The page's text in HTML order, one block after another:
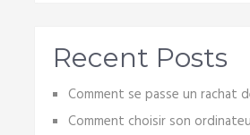
Recent Posts
Comment se passe un rachat
Comment choisir son